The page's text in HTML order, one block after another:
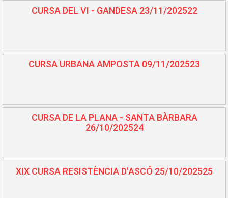
CURSA DEL VI - GANDESA 23/11/202522
CURSA URBANA AMPOSTA 09/11/202523
CURSA DE LA PLANA - SANTA BÀRBARA
26/10/202524
XIX CURSA RESISTÈNCIA D'ASCÓ 25/10/202525